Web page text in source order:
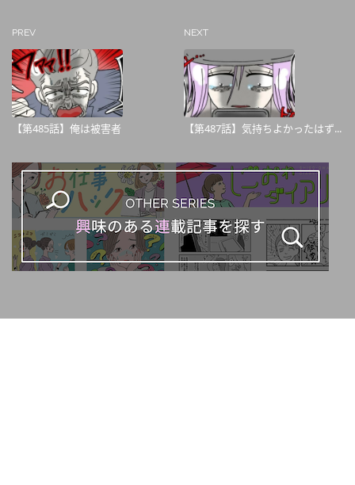
PREV
【第485話】俺は被害者
NEXT
【第487話】気持ちよかったはず...